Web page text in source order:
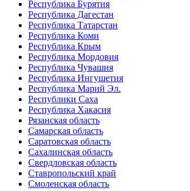
Республика Бурятия
Республика Дагестан
Республика Татарстан
Республика Коми
Республика Крым
Республика Мордовия
Республика Чувашия
Республика Ингушетия
Республика Марий Эл.
Республики Саха
Республика Хакасия
Рязанская область
Самарская область
Саратовская область
Сахалинская область
Свердловская область
Ставропольский край
Смоленская область